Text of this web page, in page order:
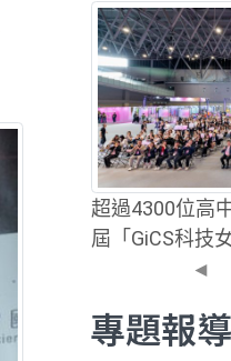
超過4300位高
屆「GiCS科技
◄
專題報導